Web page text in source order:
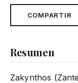
COMPARTIR
Resumen
Zakynthos